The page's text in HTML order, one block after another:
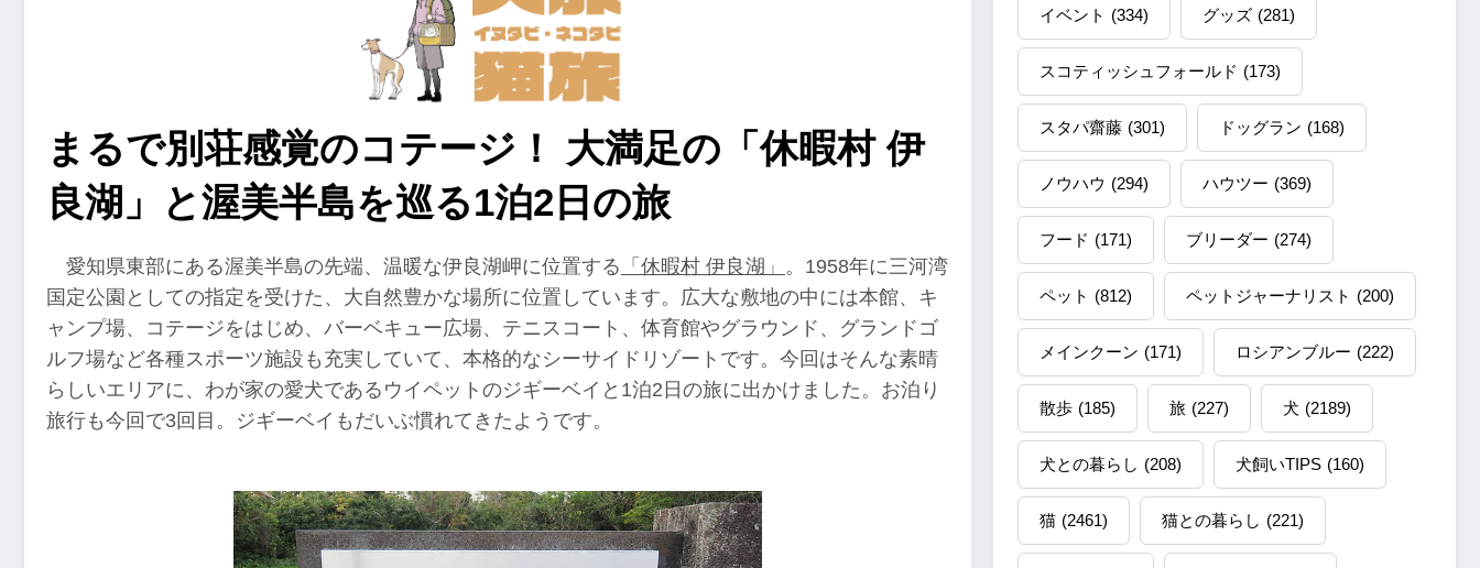
まるで別荘感覚のコテージ！ 大満足の「休暇村 伊
良湖」と渥美半島を巡る1泊2日の旅
愛知県東部にある渥美半島の先端、温暖な伊良湖岬に位置する 「休暇村 伊良湖」 。1958年に三河湾
国定公園としての指定を受けた、大自然豊かな場所に位置しています。広大な敷地の中には本館、キ
ャンプ場、コテージをはじめ、バーベキュー広場、テニスコート、体育館やグラウンド、グランドゴ
ルフ場など各種スポーツ施設も充実していて、本格的なシーサイドリゾートです。今回はそんな素晴
らしいエリアに、わが家の愛犬であるウイペットのジギーベイと1泊2日の旅に出かけました。お泊り
旅行も今回で3回目。ジギーベイもだいぶ慣れてきたようです。
イベント (334) グッズ (281)
スコティッシュフォールド (173)
スタパ齋藤 (301) ドッグラン (168)
ノウハウ (294) ハウツー (369)
フード (171) ブリーダー (274)
ペット (812) ペットジャーナリスト (200)
メインクーン (171) ロシアンブルー (222)
散歩 (185) 旅 (227) 犬 (2189)
犬との暮らし (208) 犬飼いTIPS (160)
猫 (2461) 猫との暮らし (221)